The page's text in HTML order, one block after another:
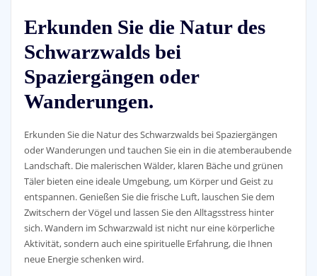
Erkunden Sie die Natur des
Schwarzwalds bei
Spaziergängen oder
Wanderungen.
Erkunden Sie die Natur des Schwarzwalds bei Spaziergängen
oder Wanderungen und tauchen Sie ein in die atemberaubende
Landschaft. Die malerischen Wälder, klaren Bäche und grünen
Täler bieten eine ideale Umgebung, um Körper und Geist zu
entspannen. Genießen Sie die frische Luft, lauschen Sie dem
Zwitschern der Vögel und lassen Sie den Alltagsstress hinter
sich. Wandern im Schwarzwald ist nicht nur eine körperliche
Aktivität, sondern auch eine spirituelle Erfahrung, die Ihnen
neue Energie schenken wird.